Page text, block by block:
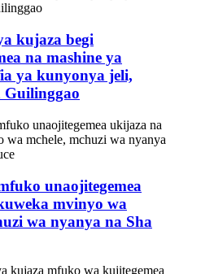
kujaza begi
na mashine ya
ya kunyonya jeli,
unaojitegemea
mvinyo wa
wa nyanya na Sha